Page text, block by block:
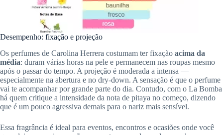
Desempenho: fixação e projeção
Os perfumes de Carolina Herrera costumam ter fixação acima da
média: duram várias horas na pele e permanecem nas roupas mesmo
após o passar do tempo. A projeção é moderada a intensa —
especialmente na abertura e no dry-down. A sensação é que o perfume
vai te acompanhar por grande parte do dia. Contudo, com o La Bomba
há quem critique a intensidade da nota de pitaya no começo, dizendo
que é um pouco agressiva demais para o nariz mais sensível.
Essa fragrância é ideal para eventos, encontros e ocasiões onde você